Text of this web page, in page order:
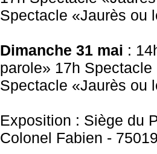
Spectacle «Jaurès ou
Dimanche 31 mai :
parole» 17h
Spectacle «Jaurès ou
Exposition : Siège du
Colonel Fabien -